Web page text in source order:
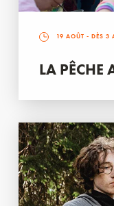
19 AOÛT - DÈS 3
LA PÊCHE